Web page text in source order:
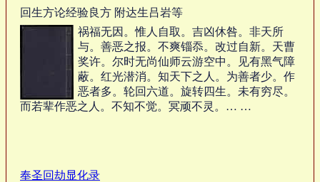
回生方论经验良方 附达生吕岩等
祸福无因。惟人自取。吉凶休咎。非天所
与。善恶之报。不爽锱忝。改过自新。天曹
奖许。尔时无尚仙师云游空中。见有黑气障
蔽。红光潜消。知天下之人。为善者少。作
恶者多。轮回六道。旋转四生。未有穷尽。
而若辈作恶之人。不知不觉。冥顽不灵。… …
奉圣回劫显化录